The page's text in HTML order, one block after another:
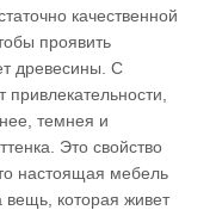
качественной
проявить
древесины. С
темнея и
Это свойство
настоящая мебель
которая живет